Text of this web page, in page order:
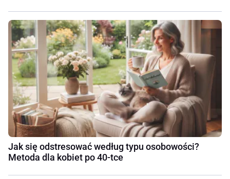
Jak się odstresować według typu osobowości?
Metoda dla kobiet po 40-tce